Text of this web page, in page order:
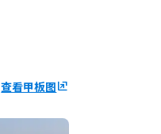
查看甲板图ungroup